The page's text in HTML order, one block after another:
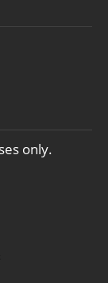
only.